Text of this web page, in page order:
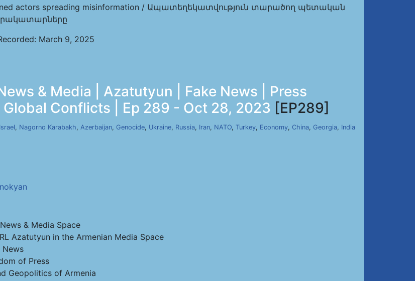
actors spreading misinformation / Ապատեղեկատվություն տարածող պետական
March 9, 2025
& Media | Azatutyun | Fake News | Press
Conflicts | Ep 289 - Oct 28, 2023 [EP289]
Israel, Nagorno Karabakh, Azerbaijan, Genocide, Ukraine, Russia, Iran, NATO, Turkey, Economy, China, Georgia, India
& Media Space
Azatutyun in the Armenian Media Space
News
of Press
Geopolitics of Armenia